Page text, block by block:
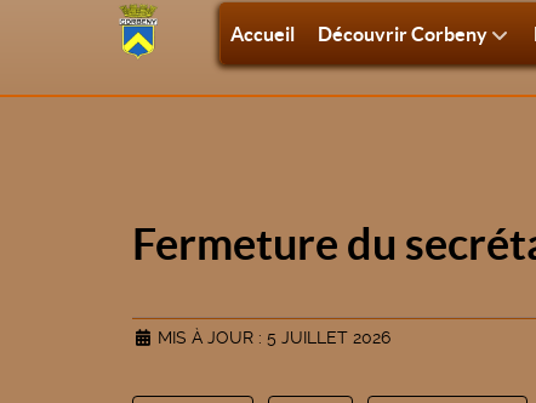
Accueil Découvrir Corbeny
Fermeture du
MIS À JOUR : 5 JUILLET 2026